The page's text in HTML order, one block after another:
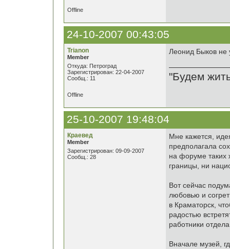
Offline
24-10-2007 00:43:05
Trianon
Member
Откуда: Петроград
Зарегистрирован: 22-04-2007
Сообщ.: 11
Леонид Быков
"Будем
Offline
25-10-2007 19:48:04
Краевед
Member
Зарегистрирован: 09-09-2007
Сообщ.: 28
Мне кажется,
предполагала
на форуме таких
границы, ни
Вот сейчас
любовью и
в Краматорск,
радостью
работники
Вначале музей,